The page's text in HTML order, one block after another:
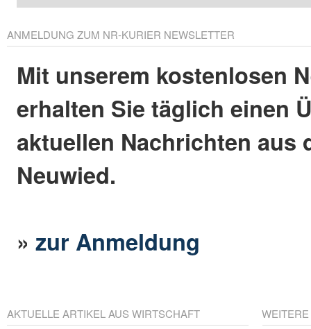
ANMELDUNG ZUM NR-KURIER NEWSLETTER
Mit unserem kostenlosen
erhalten Sie täglich einen
aktuellen Nachrichten aus
Neuwied.
»zur Anmeldung
AKTUELLE ARTIKEL AUS WIRTSCHAFT